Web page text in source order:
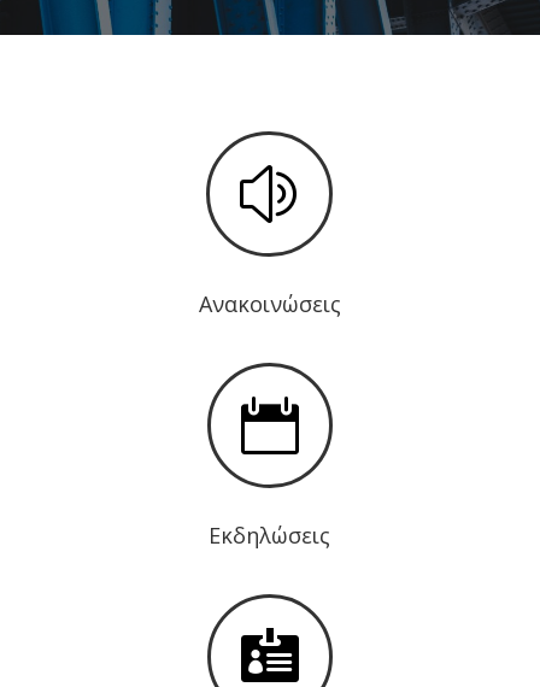
z
Ανακοινώσεις

Εκδηλώσεις
